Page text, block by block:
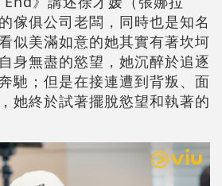
傢俱公司老闆，同時也是知名
似美滿如意的她其實有著坎坷
身無盡的慾望，她沉醉於追逐
馳；但是在接連遭到背叛、面
她終於試著擺脫慾望和執著的